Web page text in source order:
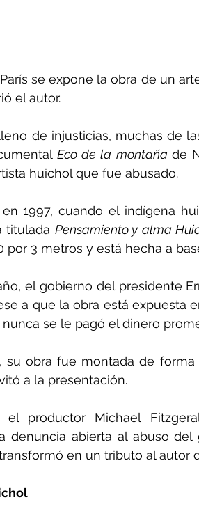
se expone la obra de un
el autor.
de injusticias, muchas de
Eco de la montaña de
huichol que fue abusado.
1997, cuando el indígena
titulada Pensamiento y alma
por 3 metros y está hecha a
el gobierno del presidente
a que la obra está expuesta
nunca se le pagó el dinero
su obra fue montada de
a la presentación.
productor Michael
denuncia abierta al abuso
en un tributo al autor